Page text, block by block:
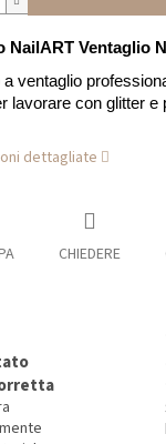
NailART Ventaglio
a ventaglio
lavorare con glitter e
dettagliate
CHIEDERE